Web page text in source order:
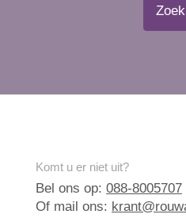
Zoek
Komt u er niet uit?
Bel ons op: 088-8005707
Of mail ons: